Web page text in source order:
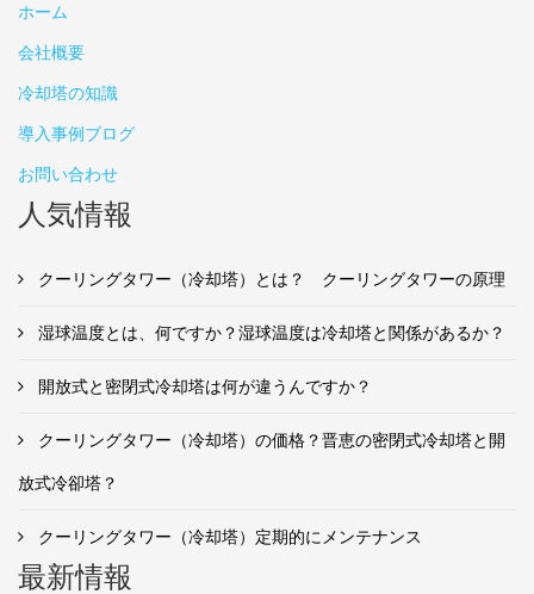
ホーム
会社概要
冷却塔の知識
導入事例ブログ
お問い合わせ
人気情報
クーリングタワー（冷却塔）とは？ クーリングタワーの原理
湿球温度とは、何ですか？湿球温度は冷却塔と関係があるか？
開放式と密閉式冷却塔は何が違うんですか？
クーリングタワー（冷却塔）の価格？晋恵の密閉式冷却塔と開
放式冷卻塔？
クーリングタワー（冷却塔）定期的にメンテナンス
最新情報